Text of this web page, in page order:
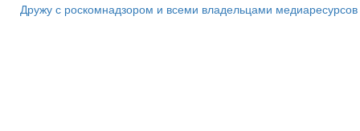
Дружу с роскомнадзором и всеми владельцами медиаресурсов